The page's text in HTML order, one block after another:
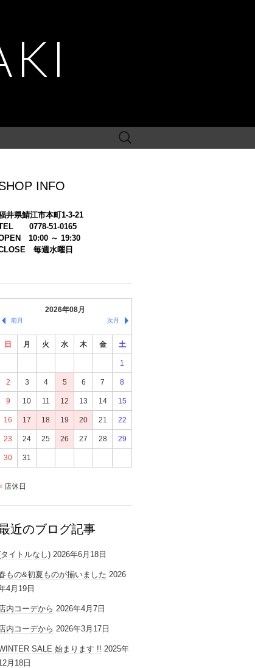
検
索:
INFO
井県鯖江市本町1-3-21
0778-51-0165
10:00 ～ 19:30
毎週水曜日
2026年08月
前月 次月
日 月 火 水 木 金 土
1
2 3 4 5 6 7 8
9 10 11 12 13 14 15
16 17 18 19 20 21 22
23 24 25 26 27 28 29
30 31
店休日
近のブログ記事
イトルなし) 2026年6月18日
もの&初夏ものが揃いました 2026
4月19日
内コーデから 2026年4月7日
内コーデから 2026年3月17日
SALE 始まります !! 2025年
月18日